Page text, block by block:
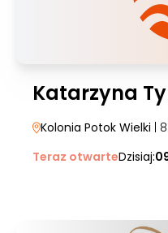
Katarzyna
Kolonia Potok Wielki |
Teraz otwarteDzisiaj: